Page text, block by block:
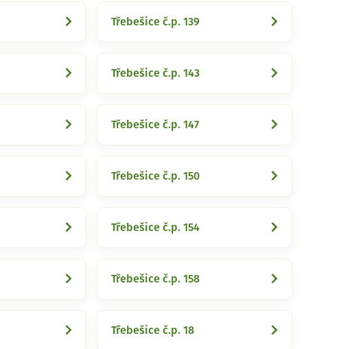
Třebešice č.p. 139
Třebešice č.p. 143
Třebešice č.p. 147
Třebešice č.p. 150
Třebešice č.p. 154
Třebešice č.p. 158
Třebešice č.p. 18